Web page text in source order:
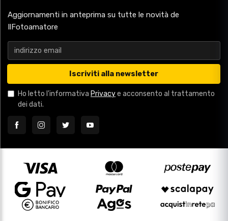
Ho letto l'informativa
dei dati.
Chi siamo Punti Vendita Usato Area Rivenditori
I più venduti
Condizioni di vendita
Glossario Contatti Mappa
Privacy